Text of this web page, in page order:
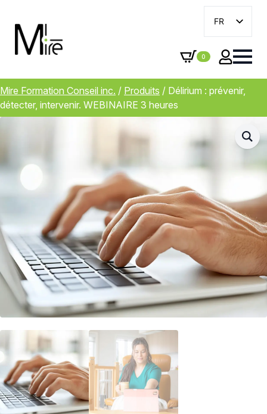
FR
EN
0
Mire Formation Conseil inc. / Produits / Délirium : prévenir,
détecter, intervenir. WEBINAIRE 3 heures